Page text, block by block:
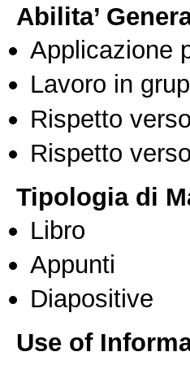
Abilita’
Applicazione
Lavoro in
Rispetto
Rispetto
Tipologia di
Libro
Appunti
Diapositive
Use of